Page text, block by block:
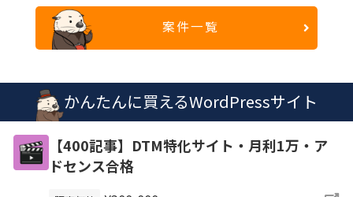
案件一覧
かんたんに買えるWordPressサイト
【400記事】DTM特化サイト・月利1万・ア
ドセンス合格